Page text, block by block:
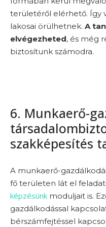
területéről elérhető. Így
lakosai örülhetnek. A
elvégezheted, és még
biztosítunk számodra.
6. Munkaerő-
szakképesítés
A munkaerő-
fő területen lát el
képzésünk moduljait is.
gazdálkodással
bérszámfejtéssel